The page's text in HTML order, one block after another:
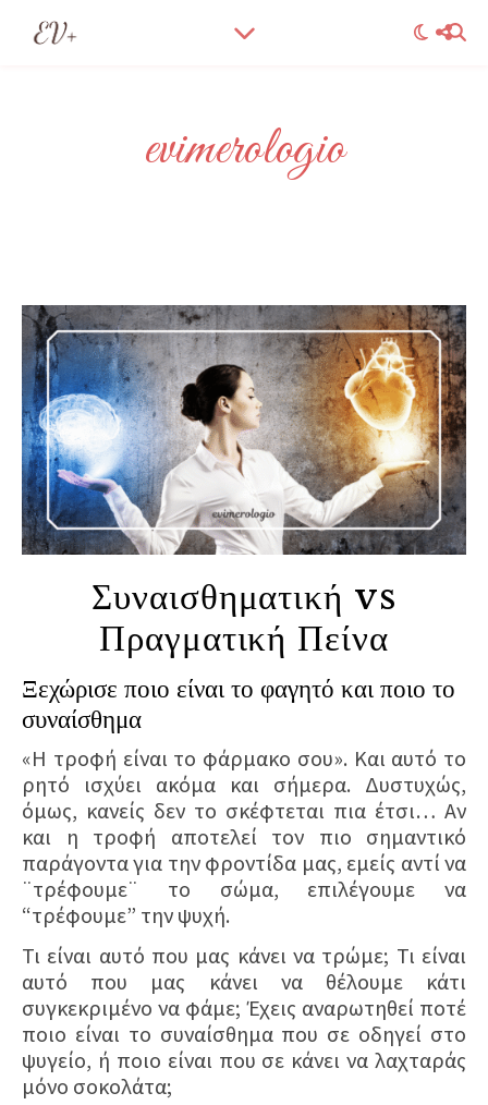
evimerologio
Συναισθηματική vs
Πραγματική Πείνα
Ξεχώρισε ποιο είναι το φαγητό και ποιο το
συναίσθημα
«Η τροφή είναι το φάρμακο σου». Και αυτό το
ρητό ισχύει ακόμα και σήμερα. Δυστυχώς,
όμως, κανείς δεν το σκέφτεται πια έτσι… Αν
και η τροφή αποτελεί τον πιο σημαντικό
παράγοντα για την φροντίδα μας, εμείς αντί να
¨τρέφουμε¨ το σώμα, επιλέγουμε να
“τρέφουμε” την ψυχή.
Τι είναι αυτό που μας κάνει να τρώμε; Τι είναι
αυτό που μας κάνει να θέλουμε κάτι
συγκεκριμένο να φάμε; Έχεις αναρωτηθεί ποτέ
ποιο είναι το συναίσθημα που σε οδηγεί στο
ψυγείο, ή ποιο είναι που σε κάνει να λαχταράς
μόνο σοκολάτα;